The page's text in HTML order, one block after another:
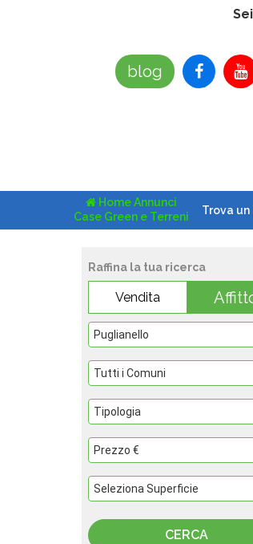
blog
Home Annunci
Case Green e Terreni
Trova un
Raffina la tua ricerca
Vendita